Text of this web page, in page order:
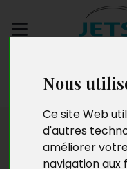
Nous
Ce site Web
d'autres
améliorer
navigation aux
Presse